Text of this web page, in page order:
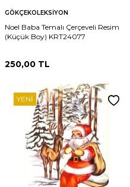
GÖKÇEKOLEKSIYON
Noel Baba Temalı Çerçeveli Resim
(Küçük Boy) KRT24077
250,00 TL
YENI